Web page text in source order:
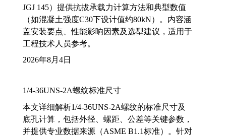
JGJ 145）提供抗拔承载力计算方法和典型数值
（如混凝土强度C30下设计值约80kN）。内容涵
盖安装要点、性能影响因素及选型建议，适用于
工程技术人员参考。
2026年8月4日
1/4-36UNS-2A螺纹标准尺寸
本文详细解析1/4-36UNS-2A螺纹的标准尺寸及
底孔计算，包括外径、螺距、公差等关键参数，
并提供专业数据来源（ASME B1.1标准）。针对